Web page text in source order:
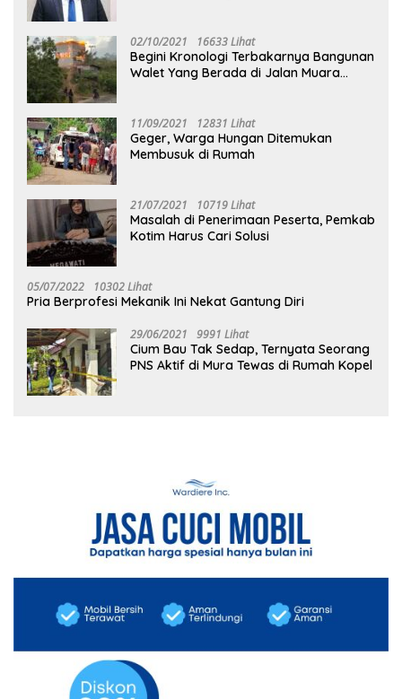
02/10/2021 16633 Lihat
Begini Kronologi Terbakarnya Bangunan
Walet Yang Berada di Jalan Muara
11/09/2021 12831 Lihat
Geger, Warga Hungan Ditemukan
Membusuk di Rumah
21/07/2021 10719 Lihat
Masalah di Penerimaan Peserta, Pemkab
Kotim Harus Cari Solusi
05/07/2022 10302 Lihat
Pria Berprofesi Mekanik Ini Nekat Gantung Diri
29/06/2021 9991 Lihat
Cium Bau Tak Sedap, Ternyata Seorang
PNS Aktif di Mura Tewas di Rumah Kopel